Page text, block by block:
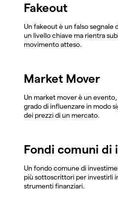
Fakeout
Un fakeout è un falso segnale
un livello chiave ma rientra
movimento atteso.
Market Mover
Un market mover è un
grado di influenzare in modo
dei prezzi di un mercato.
Fondi comuni di
Un fondo comune di
più sottoscrittori per investirli
strumenti finanziari.